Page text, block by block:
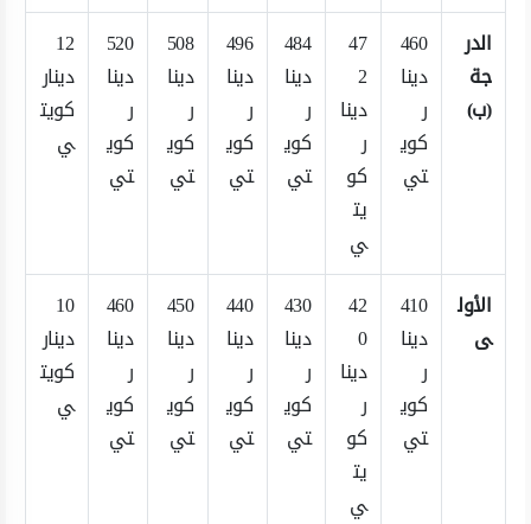
الدر
جة
(ب)
460
دينا
ر
كوي
تي
47
2
دينا
ر
كو
يت
ي
484
دينا
ر
كوي
تي
496
دينا
ر
كوي
تي
508
دينا
ر
كوي
تي
520
دينا
ر
كوي
تي
12
دينار
كويت
ي
الأول
ى
410
دينا
ر
كوي
تي
42
0
دينا
ر
كو
يت
ي
430
دينا
ر
كوي
تي
440
دينا
ر
كوي
تي
450
دينا
ر
كوي
تي
460
دينا
ر
كوي
تي
10
دينار
كويت
ي